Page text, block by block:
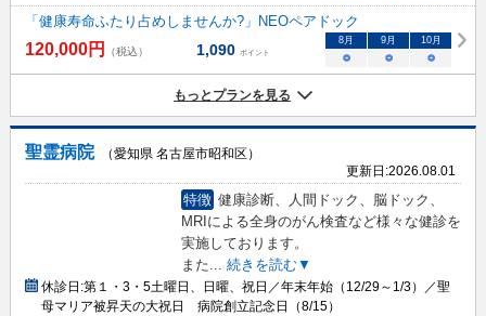
「健康寿命ふたり占めしませんか?」NEOペアドック
120,000円 （税込） 1,090 ポイント
8 月 9 月 10月
○ ○ ○
もっとプランを見る
聖霊病院
（愛知県 名古屋市昭和区）
更新日:2026.08.01
特徴 健康診断、人間ドック、脳ドック、
MRIによる全身のがん検査など様々な健診を
実施しております。
また... 続きを読む▼
休診日:第１・3・5土曜日、日曜、祝日／年末年始（12/29～1/3）／聖
母マリア被昇天の大祝日 病院創立記念日（8/15）